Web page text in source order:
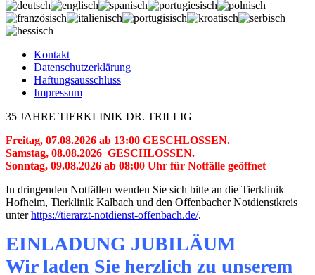
Kontakt
Datenschutzerklärung
Haftungsausschluss
Impressum
35 JAHRE TIERKLINIK DR. TRILLIG
Freitag, 07.08.2026 ab 13:00 GESCHLOSSEN.
Samstag, 08.08.2026 GESCHLOSSEN.
Sonntag, 09.08.2026 ab 08:00 Uhr für Notfälle geöffnet
In dringenden Notfällen wenden Sie sich bitte an die Tierklinik
Hofheim, Tierklinik Kalbach und den Offenbacher Notdienstkreis
unterhttps://tierarzt-notdienst-offenbach.de/.
EINLADUNG JUBILÄUM
Wir laden Sie herzlich zu unserem